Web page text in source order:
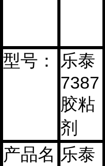
型号：
乐泰
7387
胶粘
剂
产品名 乐泰